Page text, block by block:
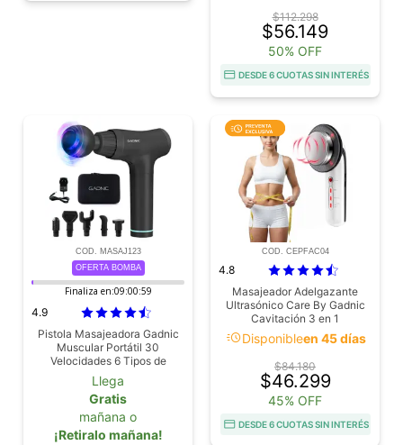
$112.298
$56.149
50% OFF
DESDE 6 CUOTAS SIN INTERÉS
COD. MASAJ123
OFERTA BOMBA
Finaliza en:09:00:58
4.9
Pistola Masajeadora Gadnic
Muscular Portátil 30
Velocidades 6 Tipos de
Masajes
Llega
Gratis
mañana o
¡Retiralo mañana!
COD. CEPFAC04
4.8
Masajeador Adelgazante
Ultrasónico Care By Gadnic
Cavitación 3 en 1
acuteDisponibleen 45 días
$84.180
$46.299
45% OFF
DESDE 6 CUOTAS SIN INTERÉS